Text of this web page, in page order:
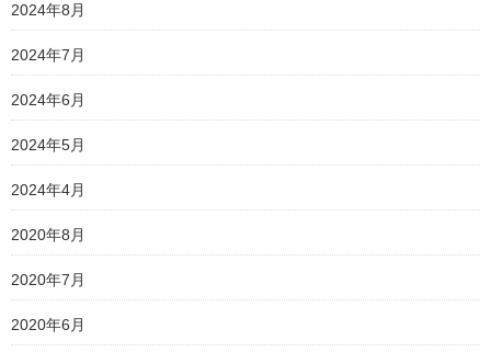
2024年8月
2024年7月
2024年6月
2024年5月
2024年4月
2020年8月
2020年7月
2020年6月